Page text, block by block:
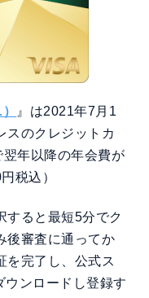
』は2021年7月1
スのクレジットカ
年以降の年会費が
税込）
すると最短5分でク
後審査に通ってか
を完了し、公式ス
ンロードし登録す